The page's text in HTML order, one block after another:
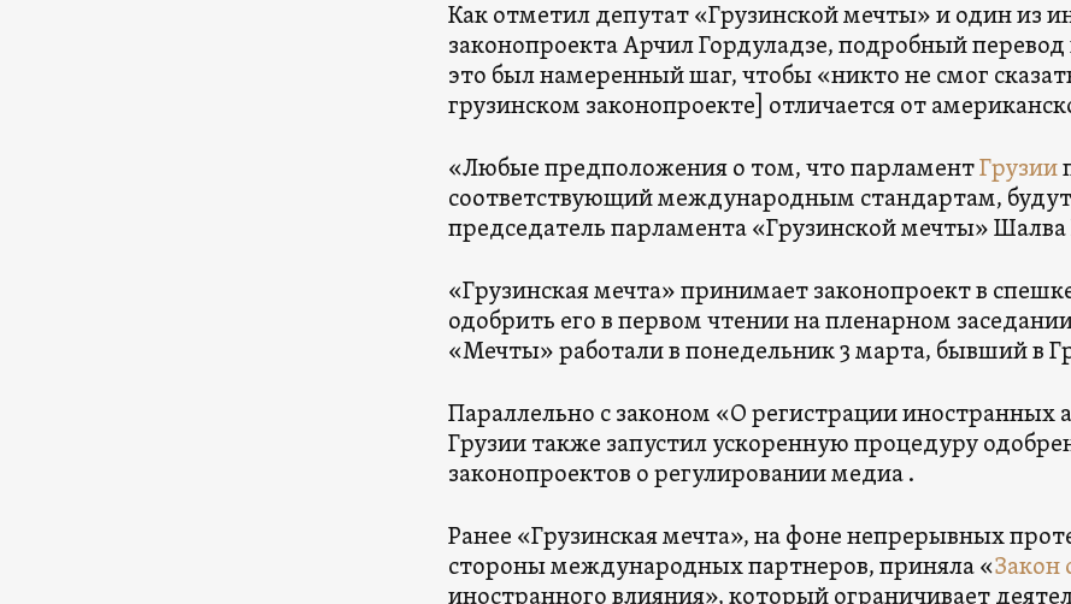
Как отметил депутат «Грузинской мечты» и один из
законопроекта Арчил Гордуладзе, подробный
это был намеренный шаг, чтобы «никто не смог
грузинском законопроекте] отличается от
«Любые предположения о том, что парламентГрузии
соответствующий международным стандартам,
председатель парламента «Грузинской мечты»
«Грузинская мечта» принимает законопроект в
одобрить его в первом чтении на пленарном
«Мечты» работали в понедельник 3 марта, бывший в
Параллельно с законом «О регистрации иностранных
Грузии также запустил ускоренную процедуру
законопроектов о регулировании медиа .
Ранее «Грузинская мечта», на фоне непрерывных
стороны международных партнеров, приняла «Закон